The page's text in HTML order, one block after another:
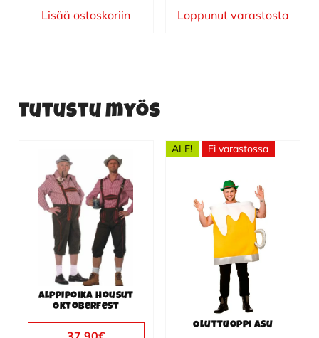
Lisää ostoskoriin Loppunut varastosta
Tutustu myös
Alppipoika housut
Oktoberfest
tuotteella
on
useampi
muunnelma.
tehdä
valinnat
tuotteen
sivulla.
ALE! Ei varastossa
Oluttuoppi asu